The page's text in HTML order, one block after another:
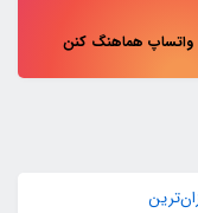
واتساپ هماهنگ کنن